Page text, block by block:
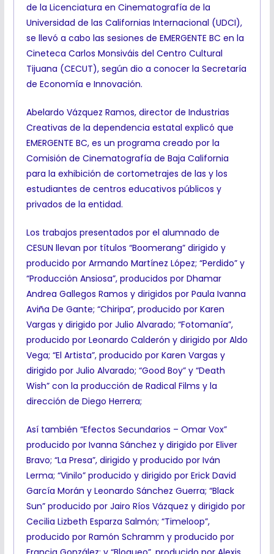
de la Licenciatura en Cinematografía de la
Universidad de las Californias Internacional (UDCI),
se llevó a cabo las sesiones de EMERGENTE BC en la
Cineteca Carlos Monsiváis del Centro Cultural
Tijuana (CECUT), según dio a conocer la Secretaría
de Economía e Innovación.
Abelardo Vázquez Ramos, director de Industrias
Creativas de la dependencia estatal explicó que
EMERGENTE BC, es un programa creado por la
Comisión de Cinematografía de Baja California
para la exhibición de cortometrajes de las y los
estudiantes de centros educativos públicos y
privados de la entidad.
Los trabajos presentados por el alumnado de
CESUN llevan por títulos “Boomerang” dirigido y
producido por Armando Martínez López; “Perdido” y
“Producción Ansiosa”, producidos por Dhamar
Andrea Gallegos Ramos y dirigidos por Paula Ivanna
Aviña De Gante; “Chiripa”, producido por Karen
Vargas y dirigido por Julio Alvarado; “Fotomanía”,
producido por Leonardo Calderón y dirigido por Aldo
Vega; “El Artista”, producido por Karen Vargas y
dirigido por Julio Alvarado; “Good Boy” y “Death
Wish” con la producción de Radical Films y la
dirección de Diego Herrera;
Así también “Efectos Secundarios – Omar Vox”
producido por Ivanna Sánchez y dirigido por Eliver
Bravo; “La Presa”, dirigido y producido por Iván
Lerma; “Vinilo” producido y dirigido por Erick David
García Morán y Leonardo Sánchez Guerra; “Black
Sun” producido por Jairo Ríos Vázquez y dirigido por
Cecilia Lizbeth Esparza Salmón; “Timeloop”,
producido por Ramón Schramm y producido por